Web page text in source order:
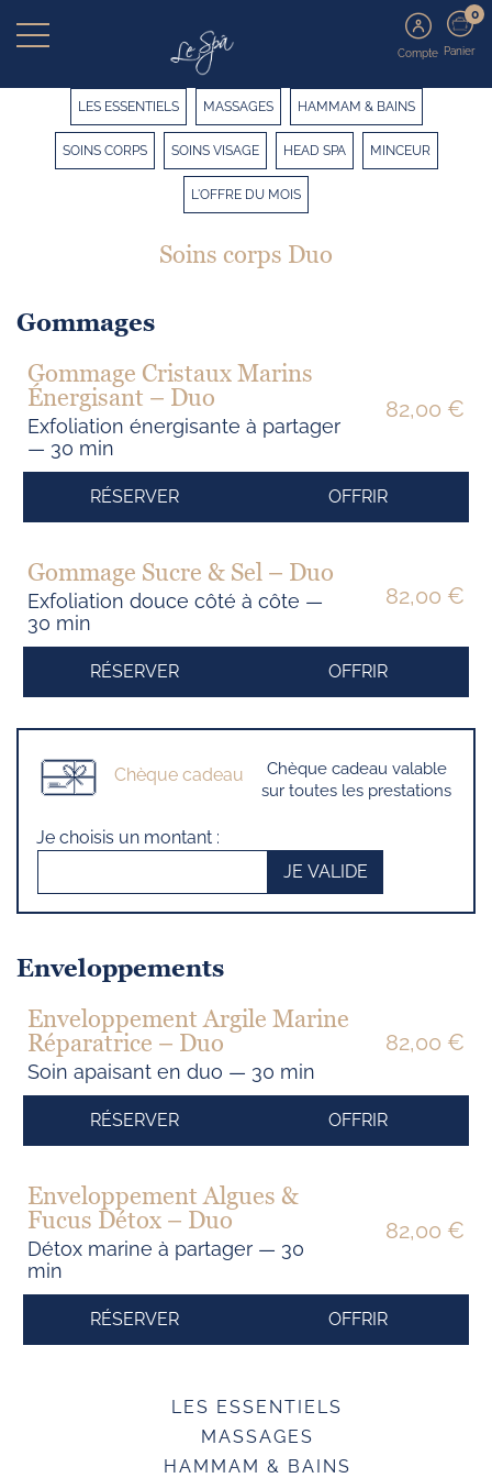
Compte
0
Panier
LES ESSENTIELS MASSAGES HAMMAM & BAINS
SOINS CORPS SOINS VISAGE HEAD SPA MINCEUR
L'OFFRE DU MOIS
Soins corps Duo
Gommages
Gommage Cristaux Marins
Énergisant – Duo
Exfoliation énergisante à partager
— 30 min
82,00 €
RÉSERVER OFFRIR
Gommage Sucre & Sel – Duo
Exfoliation douce côté à côte —
30 min
82,00 €
RÉSERVER OFFRIR
Chèque cadeau
Chèque cadeau valable
sur toutes les prestations
Je choisis un montant :
JE VALIDE
Enveloppements
Enveloppement Argile Marine
Réparatrice – Duo
Soin apaisant en duo — 30 min
82,00 €
RÉSERVER OFFRIR
Enveloppement Algues &
Fucus Détox – Duo
Détox marine à partager — 30
min
82,00 €
RÉSERVER OFFRIR
LES ESSENTIELS
MASSAGES
HAMMAM & BAINS